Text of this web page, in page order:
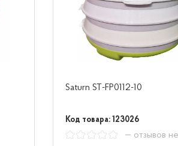
Saturn ST-FP0112-10
Код товара: 123026
— отзывов